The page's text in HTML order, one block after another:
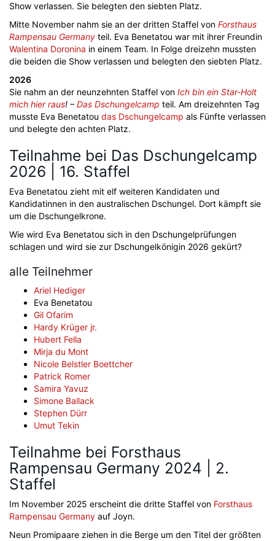
Show verlassen. Sie belegten den siebten Platz.
Mitte November nahm sie an der dritten Staffel von Forsthaus
Rampensau Germany teil. Eva Benetatou war mit ihrer Freundin
Walentina Doronina in einem Team. In Folge dreizehn mussten
die beiden die Show verlassen und belegten den siebten Platz.
2026
Sie nahm an der neunzehnten Staffel von Ich bin ein Star-Holt
mich hier raus! –Das Dschungelcamp teil. Am dreizehnten Tag
musste Eva Benetatou das Dschungelcamp als Fünfte verlassen
und belegte den achten Platz.
Teilnahme bei Das Dschungelcamp
2026 | 16. Staffel
Eva Benetatou zieht mit elf weiteren Kandidaten und
Kandidatinnen in den australischen Dschungel. Dort kämpft sie
um die Dschungelkrone.
Wie wird Eva Benetatou sich in den Dschungelprüfungen
schlagen und wird sie zur Dschungelkönigin 2026 gekürt?
alle Teilnehmer
Ariel Hediger
Eva Benetatou
Gil Ofarim
Hardy Krüger jr.
Hubert Fella
Mirja du Mont
Nicole Belstler Boettcher
Patrick Romer
Samira Yavuz
Simone Ballack
Stephen Dürr
Umut Tekin
Teilnahme bei Forsthaus
Rampensau Germany 2024 | 2.
Staffel
Im November 2025 erscheint die dritte Staffel von Forsthaus
Rampensau Germany auf Joyn.
Neun Promipaare ziehen in die Berge um den Titel der größten